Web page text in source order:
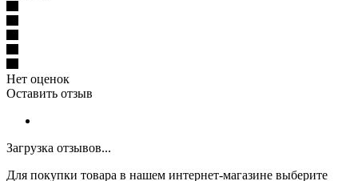
Нет оценок
Оставить отзыв
Загрузка отзывов...
Для покупки товара в нашем интернет-магазине выберите